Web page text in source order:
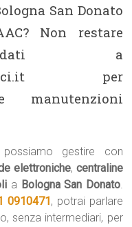
San Donato
Non restare
a
per
manutenzioni
gestire con
elettroniche, centraline
a Bologna San Donato.
0910471, potrai parlare
senza intermediari, per